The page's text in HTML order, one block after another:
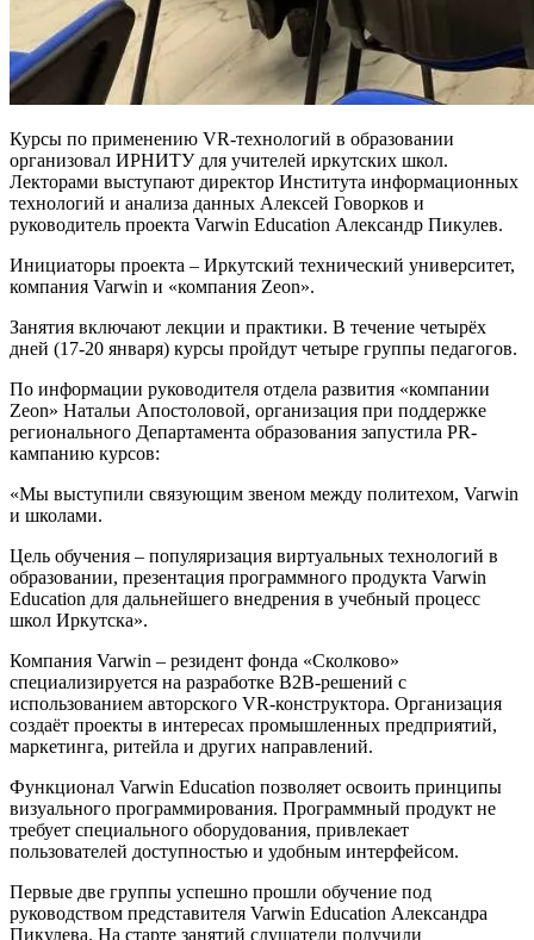
Курсы по применению VR-технологий в образовании
организовал ИРНИТУ для учителей иркутских школ.
Лекторами выступают директор Института информационных
технологий и анализа данных Алексей Говорков и
руководитель проекта Varwin Education Александр Пикулев.
Инициаторы проекта – Иркутский технический университет,
компания Varwin и «компания Zeon».
Занятия включают лекции и практики. В течение четырёх
дней (17-20 января) курсы пройдут четыре группы педагогов.
По информации руководителя отдела развития «компании
Zeon» Натальи Апостоловой, организация при поддержке
регионального Департамента образования запустила PR-
кампанию курсов:
«Мы выступили связующим звеном между политехом, Varwin
и школами.
Цель обучения – популяризация виртуальных технологий в
образовании, презентация программного продукта Varwin
Education для дальнейшего внедрения в учебный процесс
школ Иркутска».
Компания Varwin – резидент фонда «Сколково»
специализируется на разработке В2В-решений с
использованием авторского VR-конструктора. Организация
создаёт проекты в интересах промышленных предприятий,
маркетинга, ритейла и других направлений.
Функционал Varwin Education позволяет освоить принципы
визуального программирования. Программный продукт не
требует специального оборудования, привлекает
пользователей доступностью и удобным интерфейсом.
Первые две группы успешно прошли обучение под
руководством представителя Varwin Education Александра
Пикулева. На старте занятий слушатели получили